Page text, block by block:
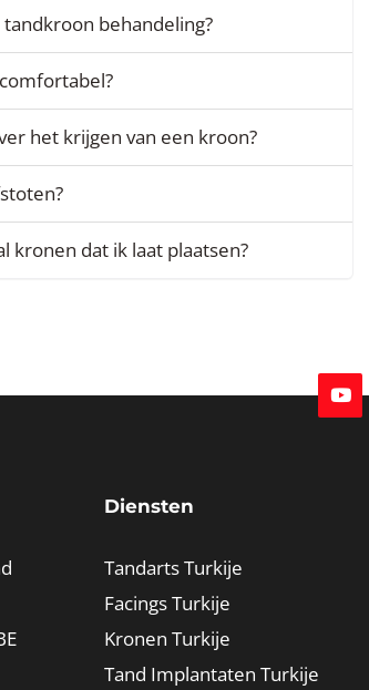
behandeling?
het krijgen van een kroon?
kronen dat ik laat plaatsen?
Diensten
Tandarts Turkije
Facings Turkije
Kronen Turkije
Tand Implantaten Turkije